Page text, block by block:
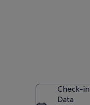
Check-in
Data